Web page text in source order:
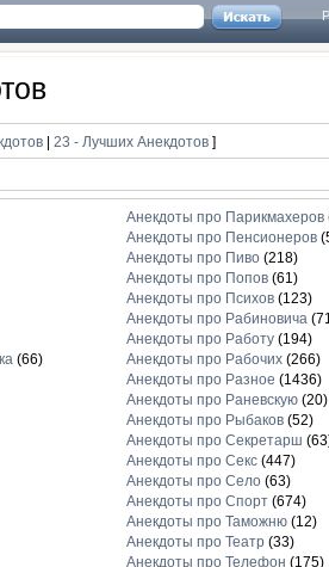
|23 - Лучших Анекдотов ]
(66)
Анекдоты про Парикмахеров
Анекдоты про Пенсионеров
Анекдоты про Пиво(218)
Анекдоты про Попов(61)
Анекдоты про Психов(123)
Анекдоты про Рабиновича
Анекдоты про Работу(194)
Анекдоты про Рабочих(266)
Анекдоты про Разное (1436)
Анекдоты про Раневскую(20)
Анекдоты про Рыбаков(52)
Анекдоты про Секретарш
Анекдоты про Секс(447)
Анекдоты про Село(63)
Анекдоты про Спорт(674)
Анекдоты про Таможню(12)
Анекдоты про Театр(33)
Анекдоты про Телефон (175)